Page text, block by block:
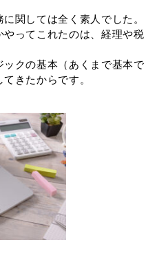
関しては全く素人でした。
ってこれたのは、経理や税
クの基本（あくまで基本で
きたからです。